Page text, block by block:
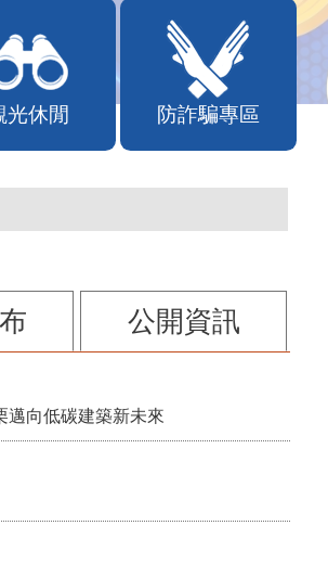
光休閒 防詐騙專區
公開資訊
向低碳建築新未來